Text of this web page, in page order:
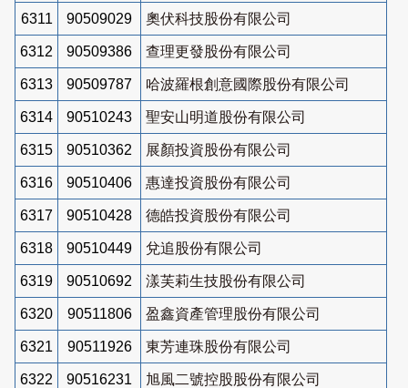
6311 90509029 奧伏科技股份有限公司
6312 90509386 查理更發股份有限公司
6313 90509787 哈波羅根創意國際股份有限公司
6314 90510243 聖安山明道股份有限公司
6315 90510362 展顏投資股份有限公司
6316 90510406 惠達投資股份有限公司
6317 90510428 德皓投資股份有限公司
6318 90510449 兌追股份有限公司
6319 90510692 漾芙莉生技股份有限公司
6320 90511806 盈鑫資產管理股份有限公司
6321 90511926 東芳連珠股份有限公司
6322 90516231 旭風二號控股股份有限公司